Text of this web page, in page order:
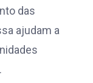
das
ajudam a